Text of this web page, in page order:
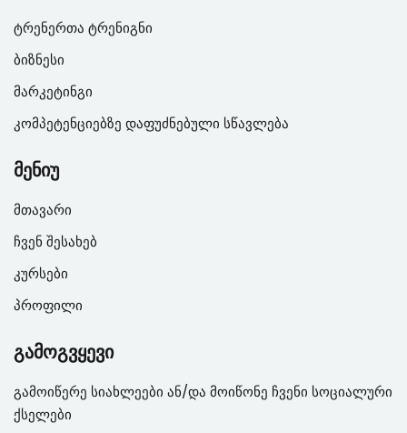
ტრენერთა ტრენიგნი
ბიზნესი
მარკეტინგი
კომპეტენციებზე დაფუძნებული სწავლება
მენიუ
მთავარი
ჩვენ შესახებ
კურსები
პროფილი
გამოგვყევი
გამოიწერე სიახლეები ან/და მოიწონე ჩვენი სოციალური
ქსელები